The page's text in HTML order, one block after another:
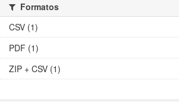
Formatos
CSV (1)
PDF (1)
ZIP + CSV (1)